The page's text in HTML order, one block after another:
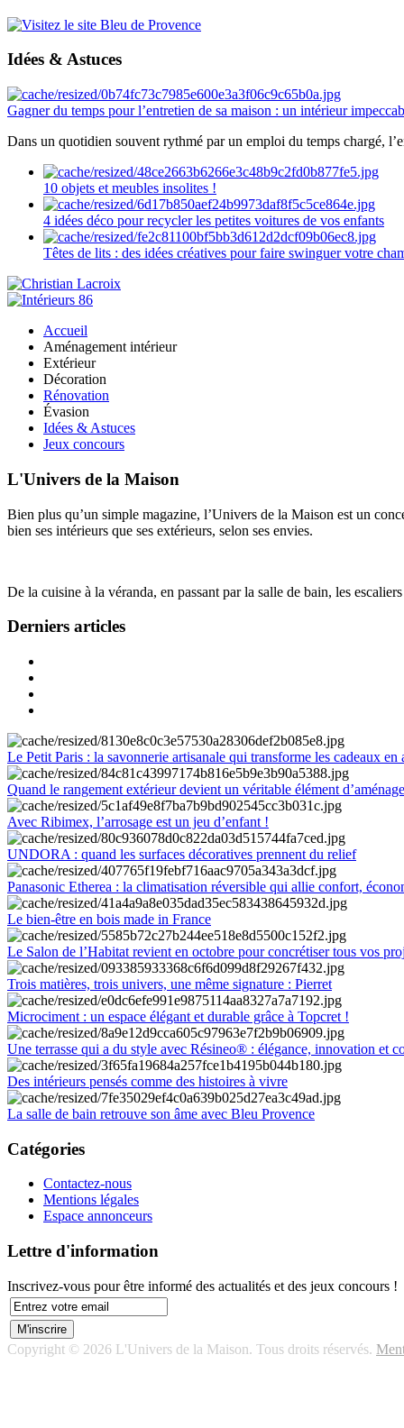
Idées & Astuces
Gagner du temps pour l’entretien de sa maison : un intérieur
Dans un quotidien souvent rythmé par un emploi du temps chargé,
10 objets et meubles insolites !
4 idées déco pour recycler les petites voitures de vos enfants
Têtes de lits : des idées créatives pour faire swinguer votre
Accueil
Aménagement intérieur
Extérieur
Décoration
Rénovation
Évasion
Idées & Astuces
Jeux concours
L'Univers de la Maison
Bien plus qu’un simple magazine, l’Univers de la Maison est un
bien ses intérieurs que ses extérieurs, selon ses envies.
De la cuisine à la véranda, en passant par la salle de bain, les
Derniers articles
Le Petit Paris : la savonnerie artisanale qui transforme les cadeaux en
Quand le rangement extérieur devient un véritable élément
Avec Ribimex, l’arrosage est un jeu d’enfant !
UNDORA : quand les surfaces décoratives prennent du relief
Panasonic Etherea : la climatisation réversible qui allie confort,
Le bien-être en bois made in France
Le Salon de l’Habitat revient en octobre pour concrétiser tous vos
Trois matières, trois univers, une même signature : Pierret
Microciment : un espace élégant et durable grâce à Topcret !
Une terrasse qui a du style avec Résineo® : élégance, innovation et
Des intérieurs pensés comme des histoires à vivre
La salle de bain retrouve son âme avec Bleu Provence
Catégories
Contactez-nous
Mentions légales
Espace annonceurs
Lettre d'information
Inscrivez-vous pour être informé des actualités et des jeux concours !
Copyright © 2026 L'Univers de la Maison. Tous droits réservés.